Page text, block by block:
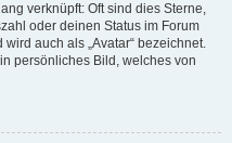
verknüpft: Oft sind dies Sterne,
oder deinen Status im Forum
auch als „Avatar“ bezeichnet.
persönliches Bild, welches von